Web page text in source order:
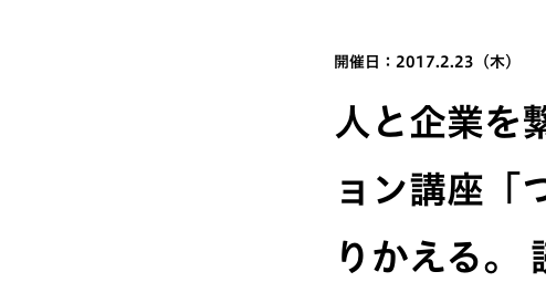
開催日：2017.2.23（木）
人と企業を
ョン講座「
りかえる。